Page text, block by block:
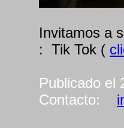
Invitamos a
: Tik Tok (
Publicado el
Contacto: